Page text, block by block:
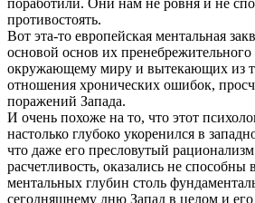
противостоять.
Вот эта-то европейская ментальная
основой основ их
окружающему миру и вытекающих из
отношения хронических ошибок,
поражений Запада.
И очень похоже на то, что этот
настолько глубоко укоренился в
что даже его пресловутый
расчетливость, оказались не способны
ментальных глубин столь
сегодняшнему дню Запад в целом и